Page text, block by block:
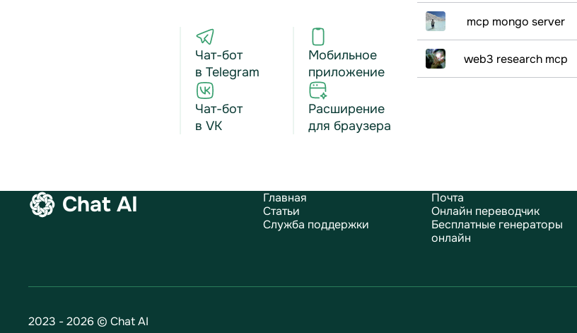
Чат-бот
в Telegram
Чат-бот
в VK
Мобильное
приложение
Расширение
для браузера
mcp mongo server
web3 research mcp
Chat AI
Главная
Статьи
Служба поддержки
Почта
Онлайн переводчик
Бесплатные генераторы
онлайн
2023 - 2026 © Chat AI